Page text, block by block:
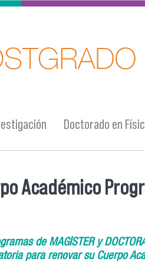
Doctorado en
Académico
de MAGÍSTER y
para renovar su Cuerpo